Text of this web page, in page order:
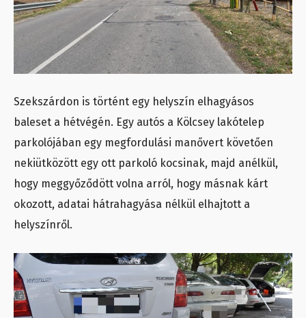
Szekszárdon is történt egy helyszín elhagyásos
baleset a hétvégén. Egy autós a Kölcsey lakótelep
parkolójában egy megfordulási manővert követően
nekiütközött egy ott parkoló kocsinak, majd anélkül,
hogy meggyőződött volna arról, hogy másnak kárt
okozott, adatai hátrahagyása nélkül elhajtott a
helyszínről.